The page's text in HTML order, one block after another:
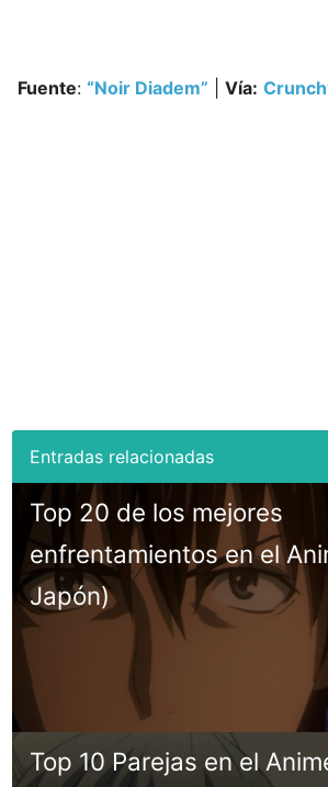
Fuente: “Noir Diadem” Vía:
Top 20 de los mejores
enfrentamientos en el
Japón)
Top 10 Parejas en el